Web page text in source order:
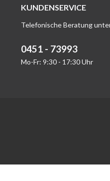
KUNDENSERVICE
Telefonische Beratung
0451 - 73993
Mo-Fr: 9:30 - 17:30 Uhr